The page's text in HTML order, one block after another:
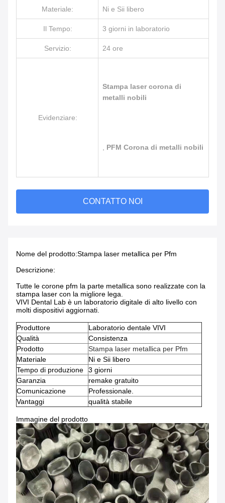
Materiale: Ni e Sii libero
Il Tempo: 3 giorni in laboratorio
Servizio: 24 ore
Evidenziare:
Stampa laser corona di
metalli nobili
PFM Corona di metalli nobili
CONTATTO NOI
Nome del prodotto:Stampa laser metallica per Pfm
Descrizione:
Tutte le corone pfm la parte metallica sono realizzate con la
stampa laser con la migliore lega.
VIVI Dental Lab è un laboratorio digitale di alto livello con
molti dispositivi aggiornati.
Produttore
Laboratorio dentale VIVI
Qualità
Consistenza
Prodotto
Stampa laser metallica per Pfm
Materiale
Ni e Sii libero
Tempo di produzione
3 giorni
Garanzia
remake gratuito
Comunicazione
Professionale.
Vantaggi
qualità stabile
Immagine del prodotto